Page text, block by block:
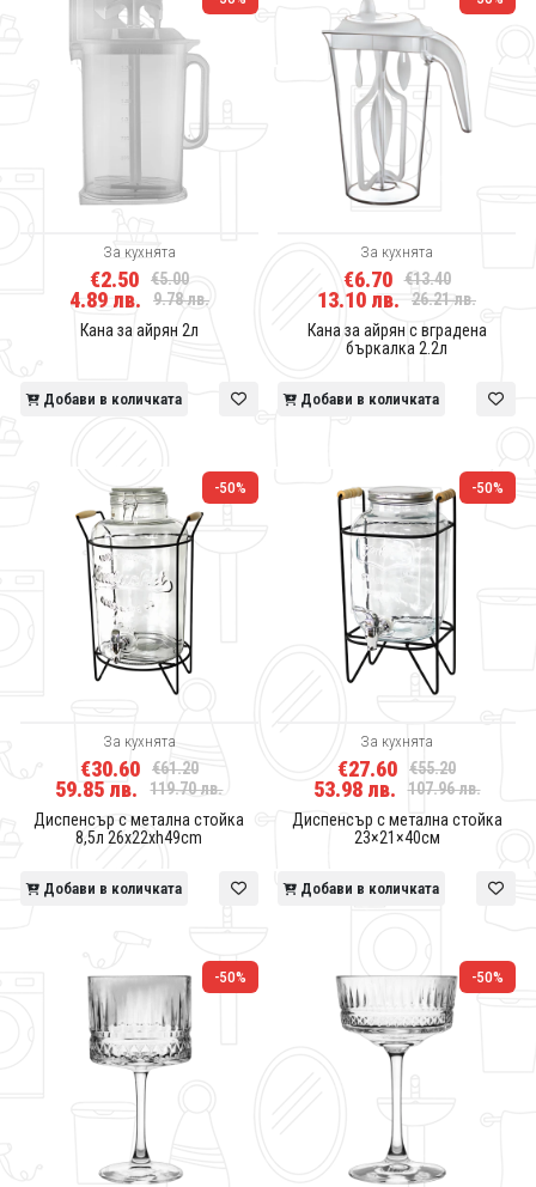
За кухнята
€2.50 €5.00
4.89 лв.
9.78 лв.
Кана за айрян 2л
Добави в количката
За кухнята
€6.70 €13.40
13.10 лв.
26.21 лв.
Кана за айрян с вградена
бъркалка 2.2л
Добави в количката
-50%
За кухнята
€30.60 €61.20
59.85 лв.
119.70 лв.
Диспенсър с метална стойка
8,5л 26x22xh49cm
Добави в количката
-50%
За кухнята
€27.60 €55.20
53.98 лв.
107.96 лв.
Диспенсър с метална стойка
23×21×40см
Добави в количката
-50% -50%